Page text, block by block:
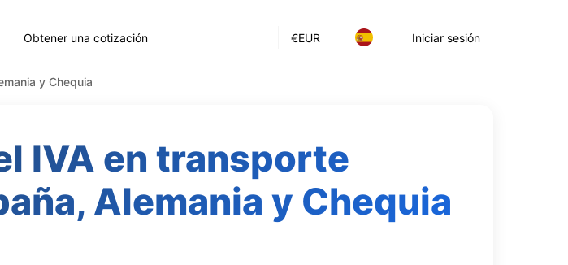
€EUR Iniciar sesión
Obtener una cotización
y Chequia
IVA en transporte
Alemania y Chequia